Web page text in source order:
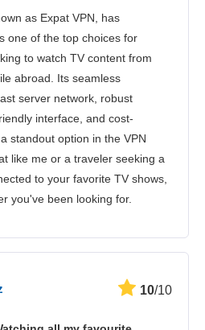
as Expat VPN, has
one of the top choices for
to watch TV content from
abroad. Its seamless
server network, robust
interface, and cost-
standout option in the VPN
like me or a traveler seeking a
to your favorite TV shows,
you've been looking for.
10/10